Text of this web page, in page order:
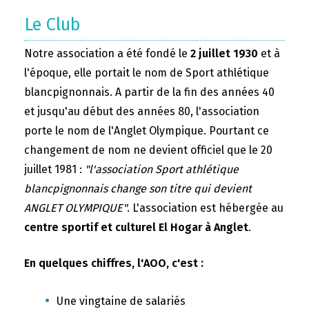
Le Club
Notre association a été fondé le 2 juillet 1930 et à
l'époque, elle portait le nom de Sport athlétique
blancpignonnais. A partir de la fin des années 40
et jusqu'au début des années 80, l'association
porte le nom de l'Anglet Olympique. Pourtant ce
changement de nom ne devient officiel que le 20
juillet 1981 : "l'association Sport athlétique
blancpignonnais change son titre qui devient
ANGLET OLYMPIQUE". L'association est hébergée au
centre sportif et culturel El Hogar à Anglet.
En quelques chiffres, l'AOO, c'est :
Une vingtaine de salariés